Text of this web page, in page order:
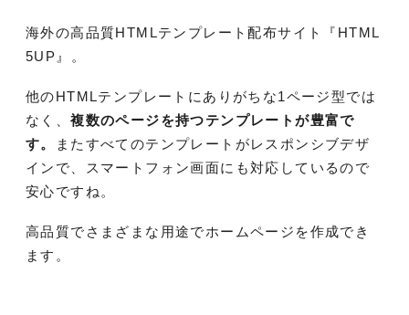
海外の高品質HTMLテンプレート配布サイト『HTML
5UP』。
他のHTMLテンプレートにありがちな1ページ型では
なく、複数のページを持つテンプレートが豊富で
す。
またすべてのテンプレートがレスポンシブデザ
インで、スマートフォン画面にも対応しているので
安心ですね。
高品質でさまざまな用途でホームページを作成でき
ます。